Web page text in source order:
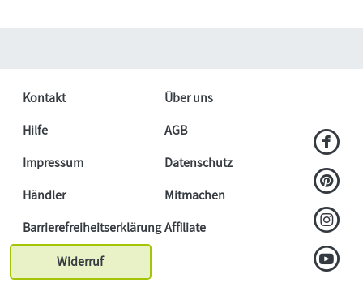
Kontakt
Über uns
Hilfe
AGB
Impressum
Datenschutz
Händler
Mitmachen
BarrierefreiheitserklärungAffiliate
Widerruf